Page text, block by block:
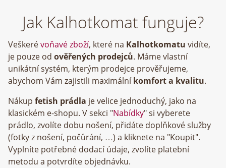
Jak Kalhotkomat funguje?
Veškerévoňavé zboží, které na Kalhotkomatu vidíte,
je pouze od ověřených prodejců. Máme vlastní
unikátní systém, kterým prodejce prověřujeme,
abychom Vám zajistili maximálníkomfort a kvalitu.
Nákup fetish prádla je velice jednoduchý, jako na
klasickém e-shopu. V sekci "Nabídky" si vyberete
prádlo, zvolíte dobu nošení, přidáte doplňkové služby
(fotky z nošení, počůrání, …) a kliknete na "Koupit".
Vyplníte potřebné dodací údaje, zvolíte platební
metodu a potvrdíte objednávku.